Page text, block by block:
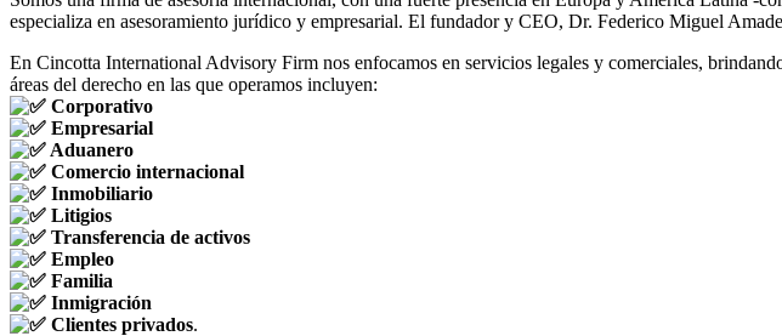
especializa en asesoramiento jurídico y empresarial. El fundador y CEO, Dr. Federico Miguel
En Cincotta International Advisory Firm nos enfocamos en servicios legales y comerciales,
áreas del derecho en las que operamos incluyen:
Corporativo
Empresarial
Aduanero
Comercio internacional
Inmobiliario
Litigios
Transferencia de activos
Empleo
Familia
Inmigración
Clientes privados.